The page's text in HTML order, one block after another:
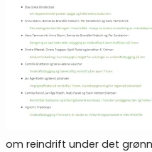
om reindrift under det